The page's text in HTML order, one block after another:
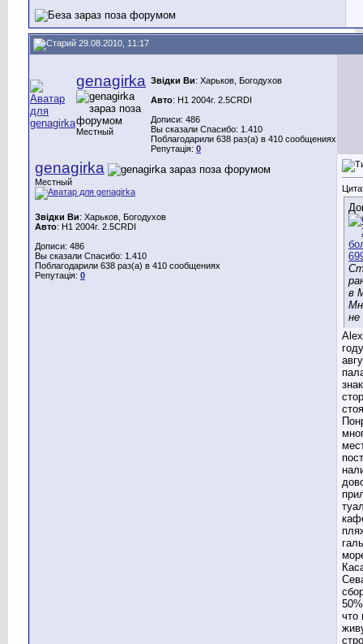
29.08.2010, 11:17
genagirka
Местный
Звідки Ви: Харьков, Богодухов
Авто: H1 2004г. 2.5CRDI
Дописи: 486
Вы сказали Спасибо: 1.410
Поблагодарили 638 раз(а) в 410 сообщениях
Репутація: 0
genagirka
Местный
Звідки Ви: Харьков, Богодухов
Авто: H1 2004г. 2.5CRDI
Дописи: 486
Вы сказали Спасибо: 1.410
Поблагодарили 638 раз(а) в 410 сообщениях
Репутація: 0
в
не
что